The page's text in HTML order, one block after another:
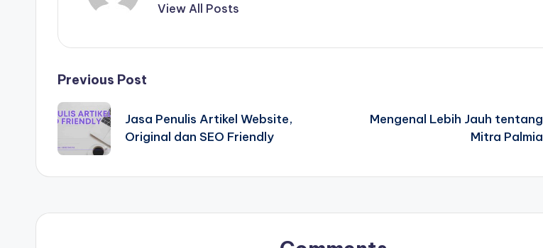
View All Posts
Post
navigation
Previous Post
Jasa Penulis Artikel Website,
Original dan SEO Friendly
Mengenal Lebih Jauh tentang
Mitra Palmia